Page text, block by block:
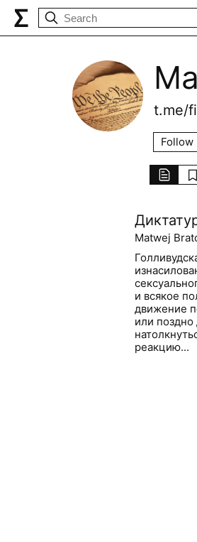
t.me/
Follow
Matwej
и всякое
движение
или
реакцию...